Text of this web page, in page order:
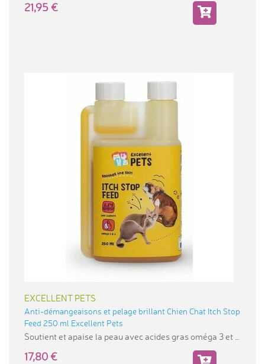
21,95
EXCELLENT PETS
Anti-démangeaisons et pelage brillant Chien Chat Itch Stop
Feed 250 ml Excellent Pets
Soutient et apaise la peau avec acides gras oméga 3 et
17,80